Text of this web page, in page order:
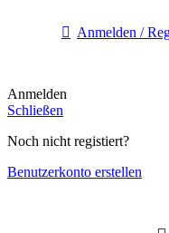
Anmelden /
Anmelden
Schließen
Noch nicht registiert?
Benutzerkonto erstellen